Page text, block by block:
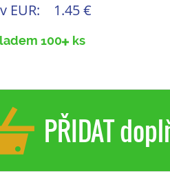
EUR: 1.45 €
100 ks
PŘIDAT